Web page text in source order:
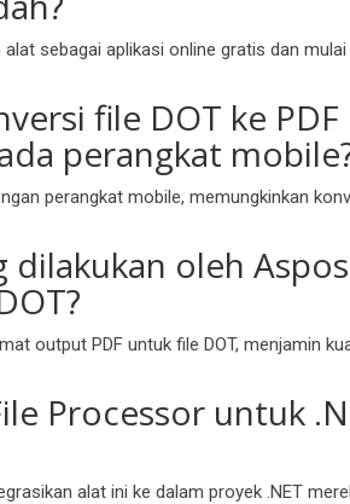
sebagai aplikasi online gratis dan
file DOT ke
perangkat
perangkat mobile, memungkinkan
oleh
output PDF untuk file DOT, menjamin
Processor untuk
alat ini ke dalam proyek .NET